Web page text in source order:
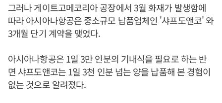
그러나 게이트고메코리아 공장에서 3월 화재가 발생함에
따라 아시아나항공은 중소규모 납품업체인 '샤프도앤코' 와
3개월 단기 계약을 맺었다.
아시아나항공은 1일 3만 인분의 기내식을 필요로 하는 반
면 샤프도앤코는 1일 3천 인분 넘는 양을 납품해 본 경험이
없는 것으로 알려졌다.